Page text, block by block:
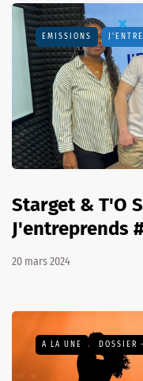
EMISSIONS
Starget & T'O
J'entreprends
20 mars 2024
A LA UNE DOSSIER